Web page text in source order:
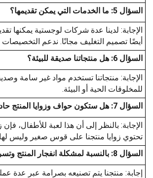
السؤال 5: ما الخدمات التي يمكن تقديمها؟
أيضًا تصميم التغليف مجانًا. ندعم
السؤال 6: هل منتجاتنا صديقة للبيئة؟
الإجابة: منتجاتنا تستخدم مواد غير سامة
للمخلوقات الحية أو البيئة.
السؤال 7: هل ستكون حواف وزوايا المنتج حادة؟
الإجابة: بالنظر إلى أن هذا لعبة للأطفال،
تحتوي زوايا منتجنا على قوس صغير وليس
السؤال 8: بالنسبة لمشكلة انفجار المنتج وتسربه؟
إجابة: منتجنا يتم تصنيعه بصرامة عبر عدة